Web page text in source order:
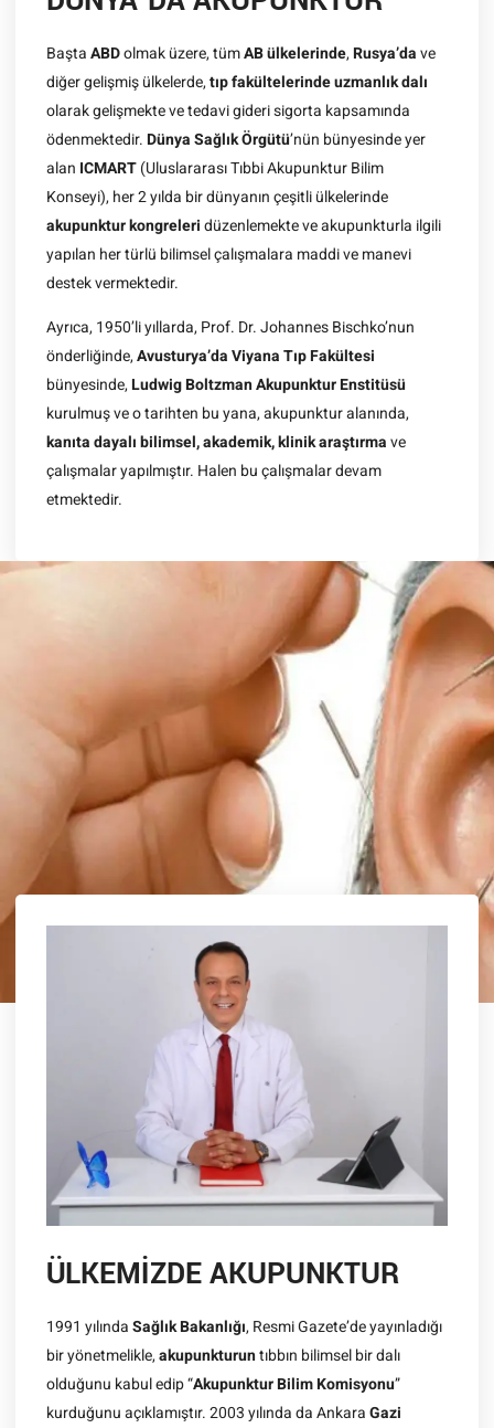
BaştaABDolmak üzere, tümAB ülkelerinde,Rusya’dave
diğer gelişmiş ülkelerde,tıp fakültelerinde uzmanlık dalı
olarak gelişmekte ve tedavi gideri sigorta kapsamında
ödenmektedir.Dünya Sağlık Örgütü’nün bünyesinde yer
alan ICMART(Uluslararası Tıbbi Akupunktur Bilim
Konseyi), her 2 yılda bir dünyanın çeşitli ülkelerinde
akupunktur kongreleridüzenlemekte ve akupunkturla ilgili
yapılan her türlü bilimsel çalışmalara maddi ve manevi
destek vermektedir.
Ayrıca, 1950’li yıllarda, Prof. Dr. Johannes Bischko’nun
önderliğinde,Avusturya’da Viyana Tıp Fakültesi
bünyesinde,Ludwig Boltzman Akupunktur Enstitüsü
kurulmuş ve o tarihten bu yana, akupunktur alanında,
kanıta dayalı bilimsel, akademik, klinik araştırmave
çalışmalar yapılmıştır. Halen bu çalışmalar devam
etmektedir.
ÜLKEMİZDE AKUPUNKTUR
1991 yılındaSağlık Bakanlığı, Resmi Gazete’de yayınladığı
bir yönetmelikle,akupunkturuntıbbın bilimsel bir dalı
olduğunu kabul edip “Akupunktur Bilim Komisyonu”
kurduğunu açıklamıştır. 2003 yılında da AnkaraGazi